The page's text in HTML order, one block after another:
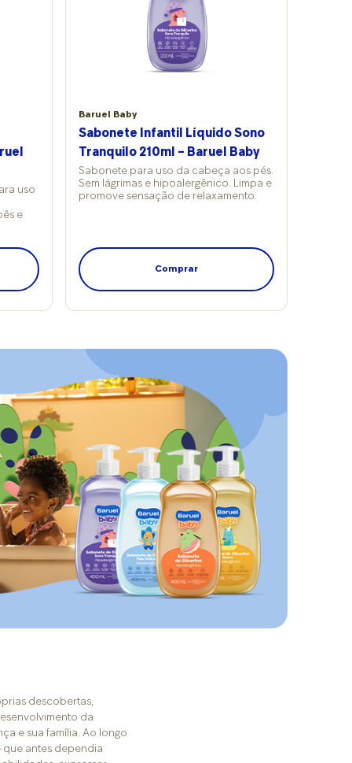
uso
e
Baruel Baby
Sabonete Infantil Líquido Sono
Tranquilo 210ml – Baruel Baby
Sabonete para uso da cabeça aos pés.
Sem lágrimas e hipoalergênico. Limpa e
promove sensação de relaxamento.
Comprar
descobertas,
da
e sua família. Ao longo
que antes dependia